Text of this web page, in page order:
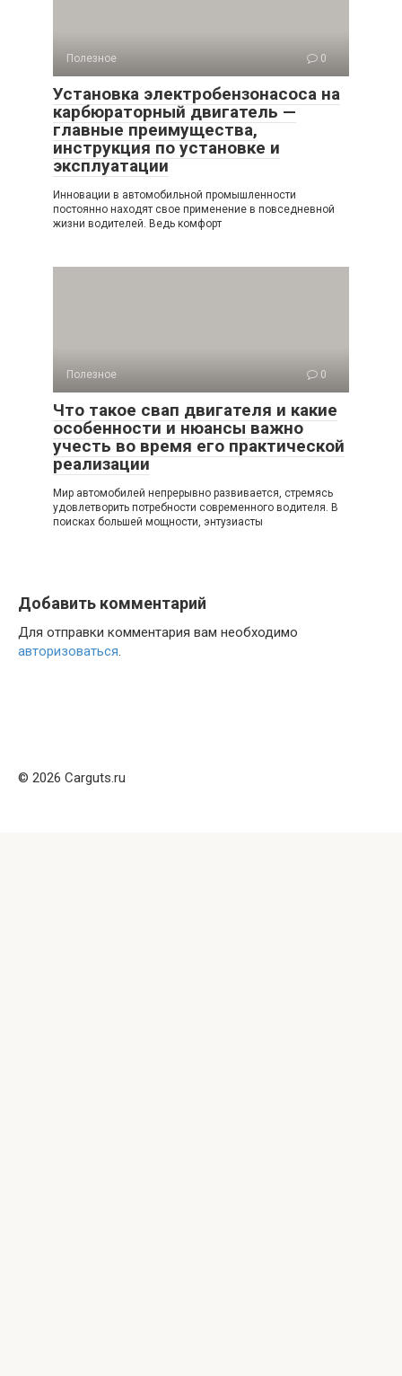
Полезное 0
Установка электробензонасоса на
карбюраторный двигатель —
главные преимущества,
инструкция по установке и
эксплуатации
Инновации в автомобильной промышленности
постоянно находят свое применение в повседневной
жизни водителей. Ведь комфорт
Полезное 0
Что такое свап двигателя и какие
особенности и нюансы важно
учесть во время его практической
реализации
Мир автомобилей непрерывно развивается, стремясь
удовлетворить потребности современного водителя. В
поисках большей мощности, энтузиасты
Добавить комментарий
Для отправки комментария вам необходимо
авторизоваться.
© 2026 Carguts.ru